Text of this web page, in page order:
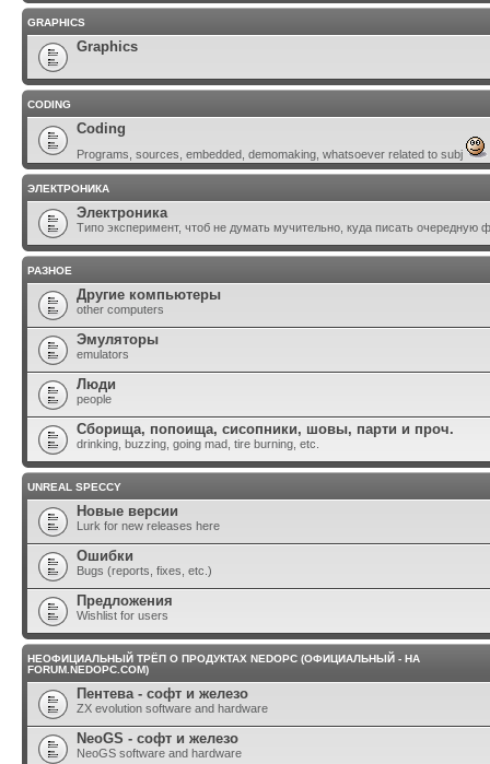
GRAPHICS
Graphics
CODING
Coding
Programs, sources, embedded, demomaking, whatsoever related to subj
ЭЛЕКТРОНИКА
Электроника
Типо эксперимент, чтоб не думать мучительно, куда писать очередную
РАЗНОЕ
Другие компьютеры
other computers
Эмуляторы
emulators
Люди
people
Сборища, попоища, сисопники, шовы, парти и проч.
drinking, buzzing, going mad, tire burning, etc.
UNREAL SPECCY
Новые версии
Lurk for new releases here
Ошибки
Bugs (reports, fixes, etc.)
Предложения
Wishlist for users
НЕОФИЦИАЛЬНЫЙ ТРЁП О ПРОДУКТАХ NEDOPC (ОФИЦИАЛЬНЫЙ - НА
FORUM.NEDOPC.COM)
Пентева - софт и железо
ZX evolution software and hardware
NeoGS - софт и железо
NeoGS software and hardware